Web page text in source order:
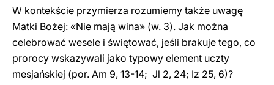
W kontekście przymierza rozumiemy także uwagę
Matki Bożej: «Nie mają wina» (w. 3). Jak można
celebrować wesele i świętować, jeśli brakuje tego, co
prorocy wskazywali jako typowy element uczty
mesjańskiej (por. Am 9, 13-14; Jl 2, 24; Iz 25, 6)?